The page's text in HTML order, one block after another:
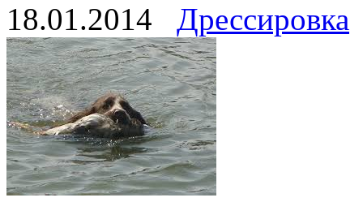
18.01.2014 Дрессировка